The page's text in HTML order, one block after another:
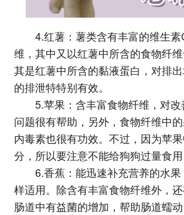
4.红薯：薯类含有丰富的维生
维，其中又以红薯中所含的食物纤
其是红薯中所含的黏液蛋白，对排
的排泄特特别有效。
5.苹果：含丰富食物纤维，对
问题很有帮助，另外，食物纤维中
内毒素也很有功效。不过，因为苹
分，所以要注意不能给狗狗过量食用
6.香蕉：能迅速补充营养的水
样适用。除含有丰富食物纤维外，
肠道中有益菌的增加，帮助肠道蠕